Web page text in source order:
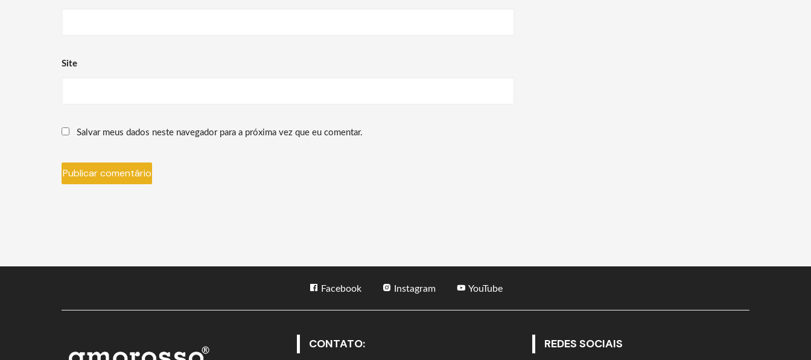
Site
Salvar meus dados neste navegador para a próxima vez que eu comentar.
Facebook Instagram YouTube
CONTATO: REDES SOCIAIS